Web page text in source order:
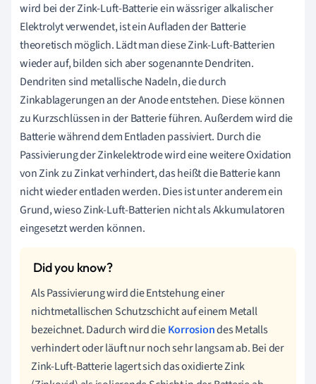
wird bei der Zink-Luft-Batterie ein wässriger alkalischer
Elektrolyt verwendet, ist ein Aufladen der Batterie
theoretisch möglich. Lädt man diese Zink-Luft-Batterien
wieder auf, bilden sich aber sogenannte Dendriten.
Dendriten sind metallische Nadeln, die durch
Zinkablagerungen an der Anode entstehen. Diese können
zu Kurzschlüssen in der Batterie führen. Außerdem wird die
Batterie während dem Entladen passiviert. Durch die
Passivierung der Zinkelektrode wird eine weitere Oxidation
von Zink zu Zinkat verhindert, das heißt die Batterie kann
nicht wieder entladen werden. Dies ist unter anderem ein
Grund, wieso Zink-Luft-Batterien nicht als Akkumulatoren
eingesetzt werden können.
Als Passivierung wird die Entstehung einer
nichtmetallischen Schutzschicht auf einem Metall
bezeichnet. Dadurch wird dieKorrosiondes Metalls
verhindert oder läuft nur noch sehr langsam ab. Bei der
Zink-Luft-Batterie lagert sich das oxidierte Zink